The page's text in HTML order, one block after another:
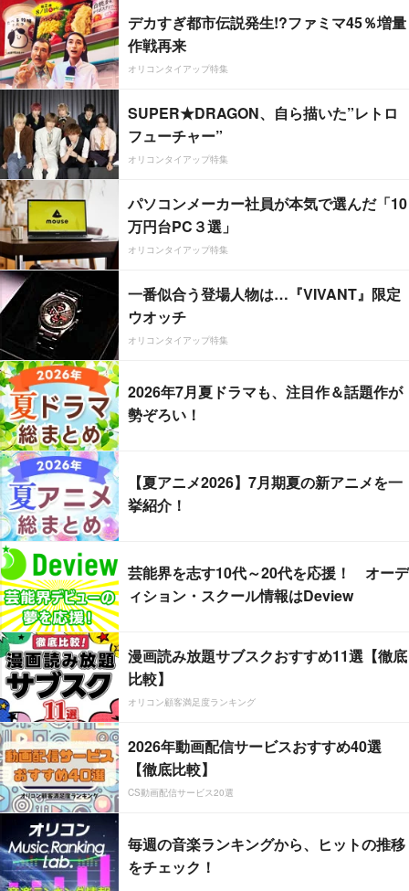
デカすぎ都市伝説発生!?ファミマ45％増量
作戦再来
オリコンタイアップ特集
SUPER★DRAGON、自ら描いた”レトロ
フューチャー”
オリコンタイアップ特集
パソコンメーカー社員が本気で選んだ「10
万円台PC３選」
オリコンタイアップ特集
一番似合う登場人物は…『VIVANT』限定
ウオッチ
オリコンタイアップ特集
2026年7月夏ドラマも、注目作＆話題作が
勢ぞろい！
【夏アニメ2026】7月期夏の新アニメを一
挙紹介！
芸能界を志す10代～20代を応援！ オーデ
ィション・スクール情報はDeview
漫画読み放題サブスクおすすめ11選【徹底
比較】
オリコン顧客満足度ランキング
2026年動画配信サービスおすすめ40選
【徹底比較】
CS動画配信サービス20選
毎週の音楽ランキングから、ヒットの推移
をチェック！